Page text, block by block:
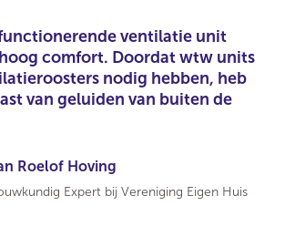
ventilatie unit
comfort. Doordat wtw units
nodig hebben, heb
van geluiden van buiten de
Roelof Hoving
Expert bij Vereniging Eigen Huis